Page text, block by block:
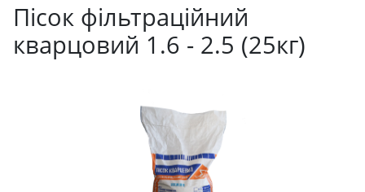
Пісок фільтраційний
кварцовий 1.6 - 2.5 (25кг)